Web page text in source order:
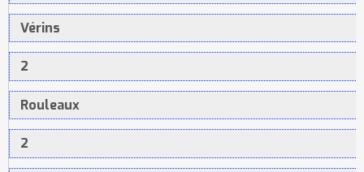
Vérins
2
Rouleaux
2